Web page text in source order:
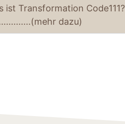
ist Transformation Code111?
dazu)